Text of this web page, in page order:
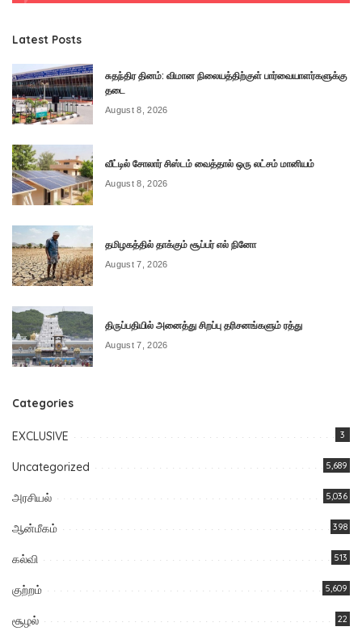
Latest Posts
சுதந்திர தினம்: விமான நிலையத்திற்குள் பார்வையாளர்களுக்கு
தடை
August 8, 2026
வீட்டில் சோலார் சிஸ்டம் வைத்தால் ஒரு லட்சம் மானியம்
August 8, 2026
தமிழகத்தில் தாக்கும் சூப்பர் எல் நினோ
August 7, 2026
திருப்பதியில் அனைத்து சிறப்பு தரிசனங்களும் ரத்து
August 7, 2026
Categories
EXCLUSIVE 3
Uncategorized 5,689
அரசியல் 5,036
ஆன்மீகம் 398
கல்வி 513
குற்றம் 5,609
சூழல் 22